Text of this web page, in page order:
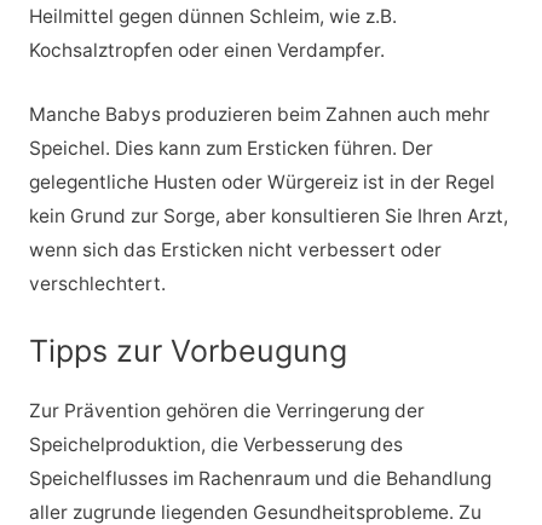
Heilmittel gegen dünnen Schleim, wie z.B.
Kochsalztropfen oder einen Verdampfer.
Manche Babys produzieren beim Zahnen auch mehr
Speichel. Dies kann zum Ersticken führen. Der
gelegentliche Husten oder Würgereiz ist in der Regel
kein Grund zur Sorge, aber konsultieren Sie Ihren Arzt,
wenn sich das Ersticken nicht verbessert oder
verschlechtert.
Tipps zur Vorbeugung
Zur Prävention gehören die Verringerung der
Speichelproduktion, die Verbesserung des
Speichelflusses im Rachenraum und die Behandlung
aller zugrunde liegenden Gesundheitsprobleme. Zu